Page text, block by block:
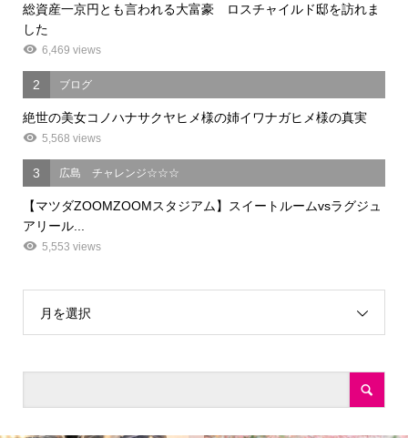
総資産一京円とも言われる大富豪 ロスチャイルド邸を訪れま
した
6,469 views
2 ブログ
絶世の美女コノハナサクヤヒメ様の姉イワナガヒメ様の真実
5,568 views
3 広島 チャレンジ☆☆☆
【マツダZOOMZOOMスタジアム】スイートルームvsラグジュ
アリール...
5,553 views
月を選択